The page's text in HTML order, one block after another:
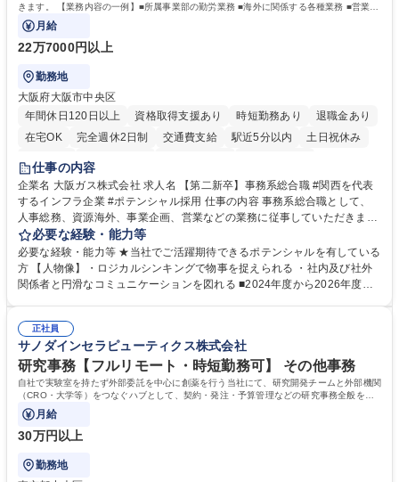
きます。 【業務内容の一例】■所属事業部の勤労業務 ■海外に関係する各種業務 ■営業部
門の企画スタッフ、ルート営業
月給
22万7000円以上
勤務地
大阪府大阪市中央区
年間休日120日以上
資格取得支援あり 時短勤務あり
退職金あり
在宅OK
完全週休2日制 交通費支給 駅近5分以内
土日祝休み
服装自由
第二新卒歓迎
仕事の内容
企業名 大阪ガス株式会社 求人名 【第二新卒】事務系総合職 #関西を代表
するインフラ企業 #ポテンシャル採用 仕事の内容 事務系総合職として、
人事総務、資源海外、事業企画、営業などの業務に従事していただきま
す。 【業務内容の一例】■所属事業部の勤労業務 ■海外に関係する各種業
務 ■営業部門の企画スタッフ、ルート営業 【キャリアパス】入社後の配属
ポジションで一定期間ご活躍頂いた後、本人の適性及び将来のキャリアを
鑑みてジョブローテーションを行います。 【育成】OJTでの現場育成や研
表するインフラ企業 #ポテンシャル採用
必要な経験・能力等
必要な経験・能力等 ★当社でご活躍期待できるポテンシャルを有している
方 【人物像】・ロジカルシンキングで物事を捉えられる ・社内及び社外
関係者と円滑なコミュニケーションを図れる ■2024年度から2026年度ま
72.html ■エネルギーセキュリティの不安定化や気候変動による自然災害の
甚大化など、これまで以上に社会課題解決の重要性が高まっています。
「未来の日常」の創造に向けて持続可能な社会の実現に貢献してまいりま
す。 学歴・資格 学歴：大学院 大学 語学力： 資格：
正社員
サノダインセラピューティクス株式会社
研究事務【フルリモート・時短勤務可】 その他事務
自社で実験室を持たず外部委託を中心に創薬を行う当社にて、研究開発チームと外部機関
（CRO・大学等）をつなぐハブとして、契約・発注・予算管理などの研究事務全般をお
任せします。
月給
30万円以上
勤務地